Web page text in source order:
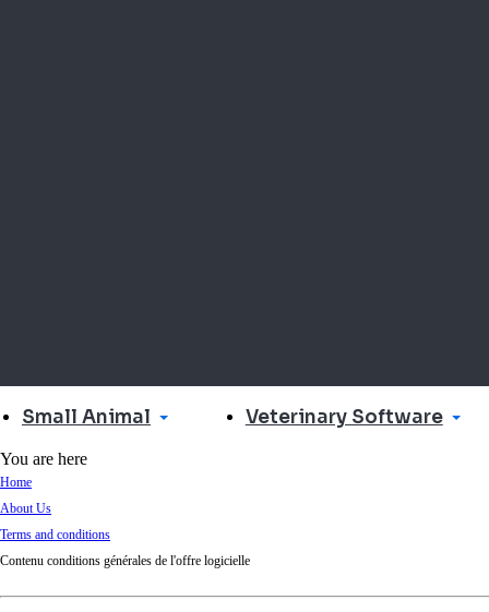
Small Animal Veterinary Software
You are here
Home
About Us
Terms and conditions
Contenu conditions générales de l'offre logicielle